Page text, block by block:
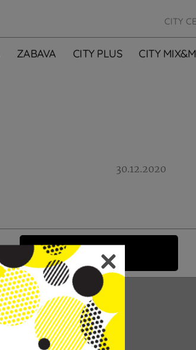
CITY
ZABAVA CITY PLUS CITY
30.12.2020
PRIJAVI SE
CC REAL